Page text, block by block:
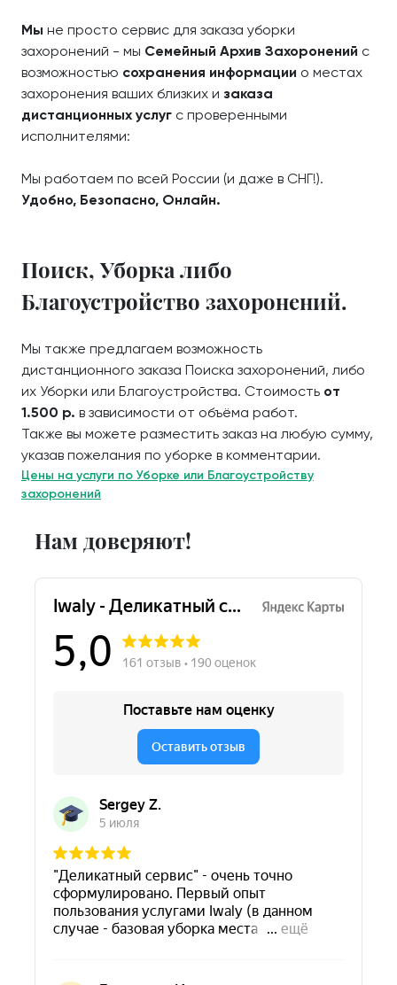
Мы не просто сервис для заказа уборки
захоронений - мы Семейный Архив Захоронений с
возможностью сохранения информации о местах
захоронения ваших близких и заказа
дистанционных услуг с проверенными
исполнителями:
Мы работаем по всей России (и даже в СНГ!).
Удобно, Безопасно, Онлайн.
Поиск, Уборка либо
Благоустройство захоронений.
Мы также предлагаем возможность
дистанционного заказа Поиска захоронений, либо
их Уборки или Благоустройства. Стоимость от
1.500 р. в зависимости от объёма работ.
Также вы можете разместить заказ на любую сумму,
указав пожелания по уборке в комментарии.
Цены на услуги по Уборке или Благоустройству
захоронений
Нам доверяют!